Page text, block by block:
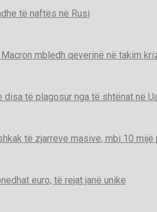
të naftës në Rusi
mbledh qeverinë në takim
të plagosur nga të shtënat në
të zjarreve masive, mbi 10 mijë
euro, të rejat janë unike